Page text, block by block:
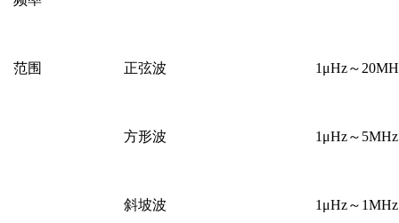
范围 正弦波 1μHz～
方形波 1μHz～
斜坡波 1μHz～1MHz